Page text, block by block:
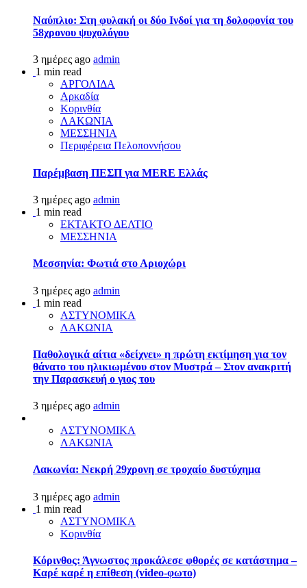
Ναύπλιο: Στη φυλακή οι δύο Ινδοί για τη δολοφονία του
58χρονου ψυχολόγου
3 ημέρες ago admin
1 min read
ΑΡΓΟΛΙΔΑ
Αρκαδία
Κορινθία
ΛΑΚΩΝΙΑ
ΜΕΣΣΗΝΙΑ
Περιφέρεια Πελοποννήσου
Παρέμβαση ΠΕΣΠ για MERE Ελλάς
3 ημέρες ago admin
1 min read
ΕΚΤΑΚΤΟ ΔΕΛΤΙΟ
ΜΕΣΣΗΝΙΑ
Μεσσηνία: Φωτιά στο Αριοχώρι
3 ημέρες ago admin
1 min read
ΑΣΤΥΝΟΜΙΚΑ
ΛΑΚΩΝΙΑ
Παθολογικά αίτια «δείχνει» η πρώτη εκτίμηση για τον
θάνατο του ηλικιωμένου στον Μυστρά – Στον ανακριτή
την Παρασκευή ο γιος του
3 ημέρες ago admin
ΑΣΤΥΝΟΜΙΚΑ
ΛΑΚΩΝΙΑ
Λακωνία: Νεκρή 29χρονη σε τροχαίο δυστύχημα
3 ημέρες ago admin
1 min read
ΑΣΤΥΝΟΜΙΚΑ
Κορινθία
Κόρινθος: Άγνωστος προκάλεσε φθορές σε κατάστημα –
Καρέ καρέ η επίθεση (video-φωτο)